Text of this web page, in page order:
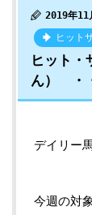
2019年
ヒット
ヒット・
ん） ・
デイリー
今週の対